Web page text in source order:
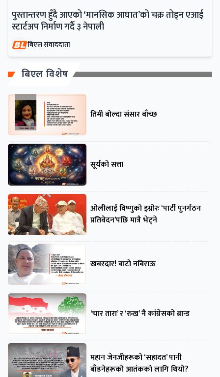
पुस्तान्तरण हुँदै आएको ‘मानसिक आघात’को चक्र तोड्न एआई
स्टार्टअप निर्माण गर्दै ३ नेपाली
बिएल संवाददाता
बिएल विशेष
तिमी बोल्दा संसार बाँच्छ
सूर्यको सत्ता
ओलीलाई विष्णुको इग्नोरः ‘पार्टी पुनर्गठन
प्रतिवेदन’पछि मात्रै भेट्ने
खबरदार! बाटो नबिराऊ
‘चार तारा’ र ‘रुख’ नै कांग्रेसको ब्रान्ड
महान जेनजीहरूको ‘सहादत’ पानी
बाँडनेहरूको आतंकको लागि थियो?